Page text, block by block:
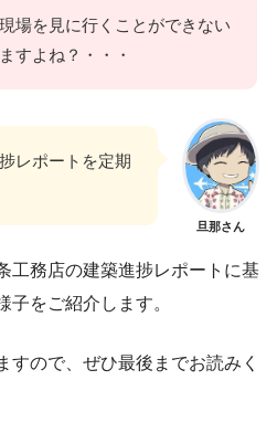
場を見に行くことができない
すよね？・・・
旦那さん
レポートを定期
工務店の建築進捗レポートに基
子をご紹介します。
すので、ぜひ最後までお読みく